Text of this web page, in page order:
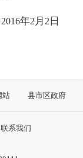
2016年2月 2日
站 县市区政府
联系我们